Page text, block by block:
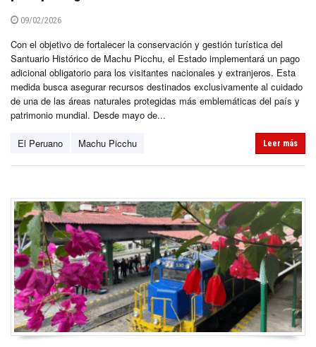
09/02/2026
Con el objetivo de fortalecer la conservación y gestión turística del
Santuario Histórico de Machu Picchu, el Estado implementará un pago
adicional obligatorio para los visitantes nacionales y extranjeros. Esta
medida busca asegurar recursos destinados exclusivamente al cuidado
de una de las áreas naturales protegidas más emblemáticas del país y
patrimonio mundial. Desde mayo de...
El Peruano Machu Picchu Leer más